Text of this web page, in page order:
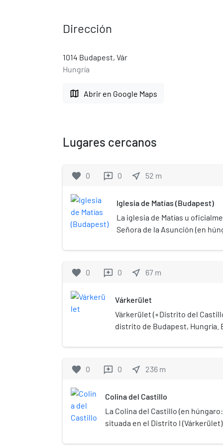
Dirección
1014 Budapest, Vár
Hungría
map Abrir en Google Maps
Lugares cercanos
favorite 0 reviews 0 near_me 52 m
Iglesia de Matías (Budapest)
La iglesia de Matías u
Señora de la Asunción (en
ubicada en la ciudad de
favorite 0 reviews 0 near_me 67 m
Várkerület
Várkerület («Distrito del
distrito de Budapest, Hungría.
castillo de Buda y algunos
favorite 0 reviews 0 near_me 236 m
Colina del Castillo
La Colina del Castillo (en
situada en el Distrito I